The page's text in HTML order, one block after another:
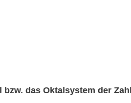
bzw. das Oktalsystem der